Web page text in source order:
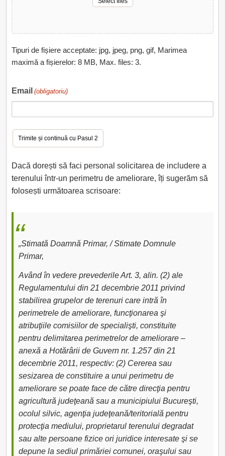
Tipuri de fișiere acceptate: jpg, jpeg, png, gif, Marimea
maximă a fișierelor: 8 MB, Max. files: 3.
Email (obligatoriu)
Dacă dorești să faci personal solicitarea de includere a
terenului într-un perimetru de ameliorare, îți sugerăm să
folosești următoarea scrisoare:
„Stimată Doamnă Primar, / Stimate Domnule
Primar,
Având în vedere prevederile Art. 3, alin. (2) ale
Regulamentului din 21 decembrie 2011 privind
stabilirea grupelor de terenuri care intră în
perimetrele de ameliorare, funcţionarea şi
atribuţiile comisiilor de specialişti, constituite
pentru delimitarea perimetrelor de ameliorare –
anexă a Hotărârii de Guvern nr. 1.257 din 21
decembrie 2011, respectiv: (2) Cererea sau
sesizarea de constituire a unui perimetru de
ameliorare se poate face de către direcţia pentru
agricultură judeţeană sau a municipiului Bucureşti,
ocolul silvic, agenţia judeţeană/teritorială pentru
protecţia mediului, proprietarul terenului degradat
sau alte persoane fizice ori juridice interesate şi se
depune la sediul primăriei comunei, oraşului sau